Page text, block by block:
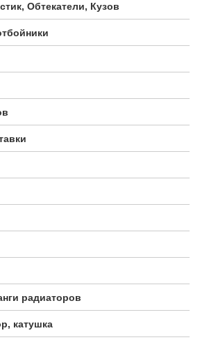
Обтекатели, Кузов
радиаторов
катушка